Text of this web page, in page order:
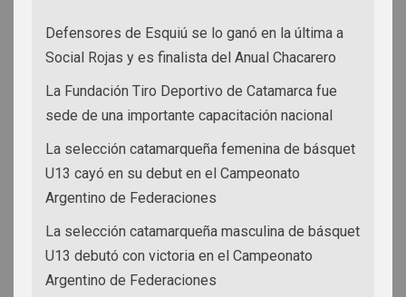
Defensores de Esquiú se lo ganó en la última a
Social Rojas y es finalista del Anual Chacarero
La Fundación Tiro Deportivo de Catamarca fue
sede de una importante capacitación nacional
La selección catamarqueña femenina de básquet
U13 cayó en su debut en el Campeonato
Argentino de Federaciones
La selección catamarqueña masculina de básquet
U13 debutó con victoria en el Campeonato
Argentino de Federaciones